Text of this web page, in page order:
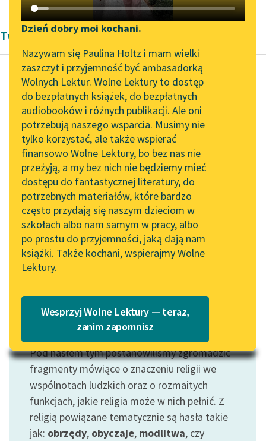
Katalog DAISY
Podkasty o książkach
Zgłoś brak utworu
Aktualności
„Prokurator Alicja Horn”
do słuchania
Byliśmy częścią AI Impact
Lab
Zapraszamy na spotkanie
online z tłumaczkami
literatury skandynawskiej
Spotkanie z Katarzyną
Tunkiel w Oslo
102. lata temu zmarł
Joseph Conrad
Lektury szkolne i klasyka
literatury do słuchania dla
uczennic i uczniów z
niepełnosprawnościami
E-kolekcja lektur
szkolnych i literatury do
słuchania dla uczennic i
uczniów z
Narzędzia
Mapa Wolnych Lektur
Leśmianator
Przewodnik dla piszących i
czytających
API
OAI-PMH
Widget Wolnych Lektur
Przypisy
Katalog w formacie PDF
Dzień dobry moi kochani.
Nazywam się Paulina Holtz i mam wielki
zaszczyt i przyjemność być ambasadorką
Wolnych Lektur. Wolne Lektury to dostęp
do bezpłatnych książek, do bezpłatnych
audiobooków i różnych publikacji. Ale oni
potrzebują naszego wsparcia. Musimy nie
tylko korzystać, ale także wspierać
finansowo Wolne Lektury, bo bez nas nie
przeżyją, a my bez nich nie będziemy mieć
dostępu do fantastycznej literatury, do
potrzebnych materiałów, które bardzo
często przydają się naszym dzieciom w
szkołach albo nam samym w pracy, albo
po prostu do przyjemności, jaką dają nam
książki. Także kochani, wspierajmy Wolne
Lektury.
Wesprzyj Wolne Lektury — teraz,
zanim zapomnisz
Twórczość Marcela Prousta
Marcel Proust
Uwięziona, tom
drugi
Czytaj więcej
Motyw: Religia
Pod hasłem tym postanowiliśmy zgromadzić
fragmenty mówiące o znaczeniu religii we
wspólnotach ludzkich oraz o rozmaitych
funkcjach, jakie religia może w nich pełnić. Z
religią powiązane tematycznie są hasła takie
jak: obrzędy, obyczaje, modlitwa, czy